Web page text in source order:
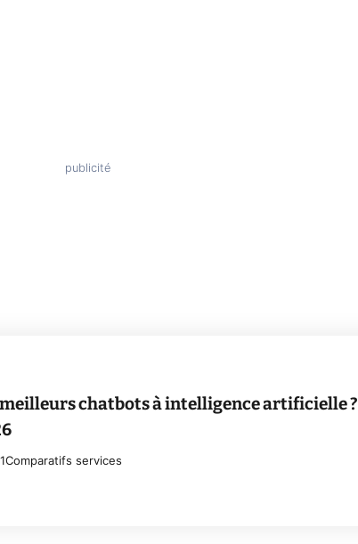
meilleurs chatbots à intelligence artificielle ?
Comparatifs services